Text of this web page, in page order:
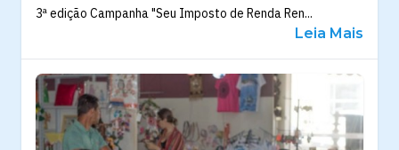
3ª edição Campanha "Seu Imposto de Renda Ren...
Leia Mais